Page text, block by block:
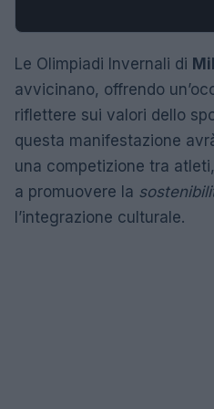
Le Olimpiadi Invernali di
avvicinano, offrendo
riflettere sui valori dello
questa manifestazione
una competizione tra
a promuovere la
l’integrazione culturale.